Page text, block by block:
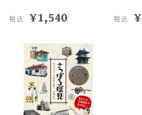
税込 ¥1,540 税込 ¥